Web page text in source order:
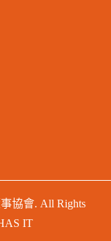
協會. All Rights
IT